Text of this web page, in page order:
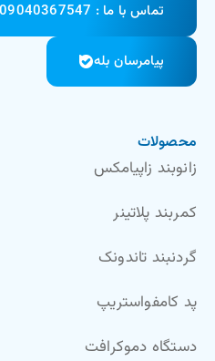
تماس با ما : 09040367547
پیامرسان بله
محصولات
زانوبند زاپیامکس
کمربند پلاتینر
گردنبند تاندونک
پد کامفواستریپ
دستگاه دموکرافت